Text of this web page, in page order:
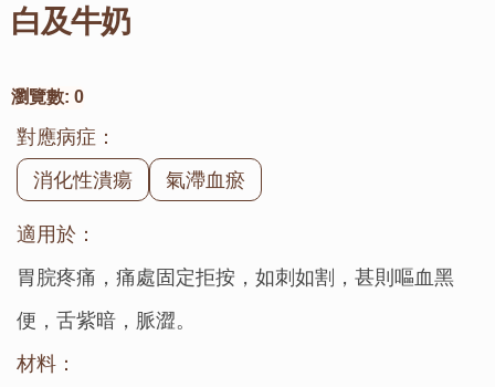
白及牛奶
瀏覽數: 0
對應病症：
消化性潰瘍
氣滯血瘀
適用於：
胃脘疼痛，痛處固定拒按，如刺如割，甚則嘔血黑
便，舌紫暗，脈澀。
材料：